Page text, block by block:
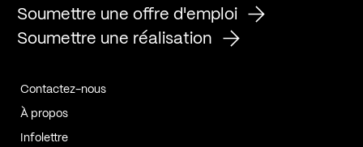
Soumettre une offre d'emploi
Soumettre une réalisation
Contactez-nous
À propos
Infolettre